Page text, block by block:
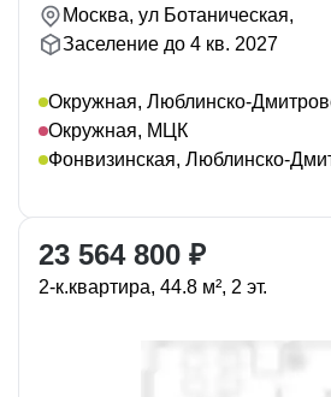
Москва, ул Ботаническая,
Заселение до 4 кв. 2027
Окружная, Люблинско-
Окружная, МЦК
Фонвизинская, Люблинско-
23 564 800 ₽
2-к.квартира, 44.8 м², 2 эт.